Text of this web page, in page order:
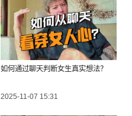
如何通过聊天判断女生真实想法？
2025-11-07 15:31